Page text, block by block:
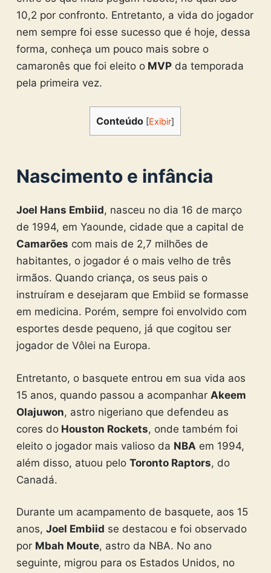
10,2 por confronto. Entretanto, a vida do jogador
nem sempre foi esse sucesso que é hoje, dessa
forma, conheça um pouco mais sobre o
camaronês que foi eleito oMVPda temporada
pela primeira vez.
Conteúdo [Exibir]
Nascimento e infância
Joel Hans Embiid, nasceu no dia 16 de março
de 1994, em Yaounde, cidade que a capital de
Camarões com mais de 2,7 milhões de
habitantes, o jogador é o mais velho de três
irmãos. Quando criança, os seus pais o
instruíram e desejaram que Embiid se formasse
em medicina. Porém, sempre foi envolvido com
esportes desde pequeno, já que cogitou ser
jogador de Vôlei na Europa.
Entretanto, o basquete entrou em sua vida aos
15 anos, quando passou a acompanhar Akeem
Olajuwon, astro nigeriano que defendeu as
cores doHouston Rockets, onde também foi
eleito o jogador mais valioso da NBA em 1994,
além disso, atuou pelo Toronto Raptors, do
Canadá.
Durante um acampamento de basquete, aos 15
anos, Joel Embiid se destacou e foi observado
por Mbah Moute, astro da NBA. No ano
seguinte, migrou para os Estados Unidos, no